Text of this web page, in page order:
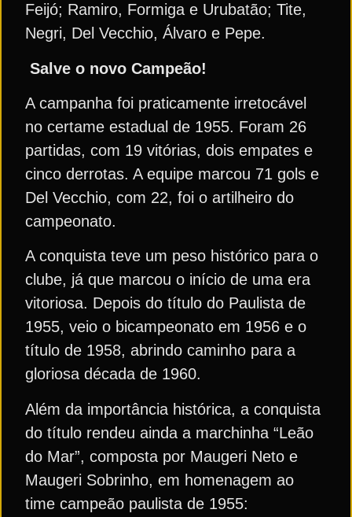
Feijó; Ramiro, Formiga e Urubatão; Tite,
Negri, Del Vecchio, Álvaro e Pepe.
Salve o novo Campeão!
A campanha foi praticamente irretocável
no certame estadual de 1955. Foram 26
partidas, com 19 vitórias, dois empates e
cinco derrotas. A equipe marcou 71 gols e
Del Vecchio, com 22, foi o artilheiro do
campeonato.
A conquista teve um peso histórico para o
clube, já que marcou o início de uma era
vitoriosa. Depois do título do Paulista de
1955, veio o bicampeonato em 1956 e o
título de 1958, abrindo caminho para a
gloriosa década de 1960.
Além da importância histórica, a conquista
do título rendeu ainda a marchinha “Leão
do Mar”, composta por Maugeri Neto e
Maugeri Sobrinho, em homenagem ao
time campeão paulista de 1955: